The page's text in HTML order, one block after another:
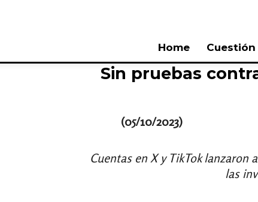
Home Cuestión
Sin pruebas
(05/10/2023)
Cuentas en X y TikTok
las